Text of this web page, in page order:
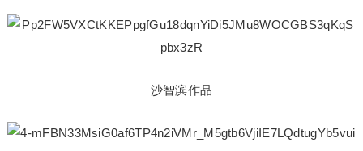
沙智滨作品